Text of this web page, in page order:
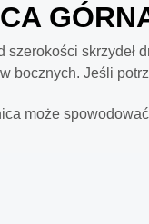
szerokości
bocznych. Jeśli
może